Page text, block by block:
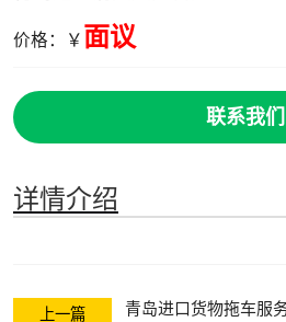
价格：￥ 面议
联系我们
详情介绍
上一篇 青岛进口货物拖车服